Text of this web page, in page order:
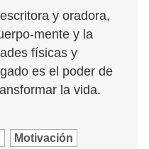
y oradora,
mente y la
físicas y
es el poder de
la vida.
Motivación